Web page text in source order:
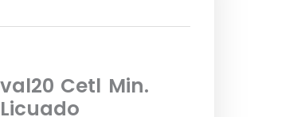
Cetl Min.